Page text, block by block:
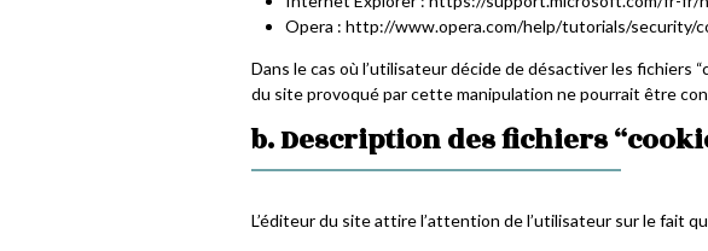
Opera : http://www.opera.com/help/tutorials/security/
Dans le cas où l’utilisateur décide de désactiver les
du site provoqué par cette manipulation ne pourrait être
b. Description des fichiers
L’éditeur du site attire l’attention de l’utilisateur sur le fait